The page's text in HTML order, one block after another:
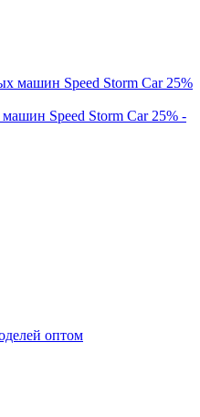
Speed Storm Car 25% -
оптом